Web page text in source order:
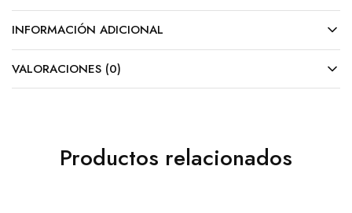
INFORMACIÓN ADICIONAL
VALORACIONES (0)
Productos relacionados